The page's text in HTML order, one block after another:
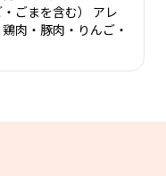
ごまを含む） アレ
肉・豚肉・りんご・